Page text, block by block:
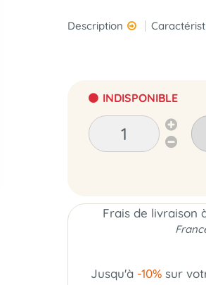
Description
INDISPONIBLE
Frais de livraison
Jusqu'à -10%sur